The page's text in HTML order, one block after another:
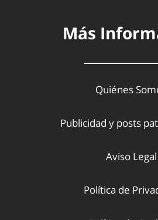
Más
Quiénes
Publicidad y posts
Aviso Legal
Política de